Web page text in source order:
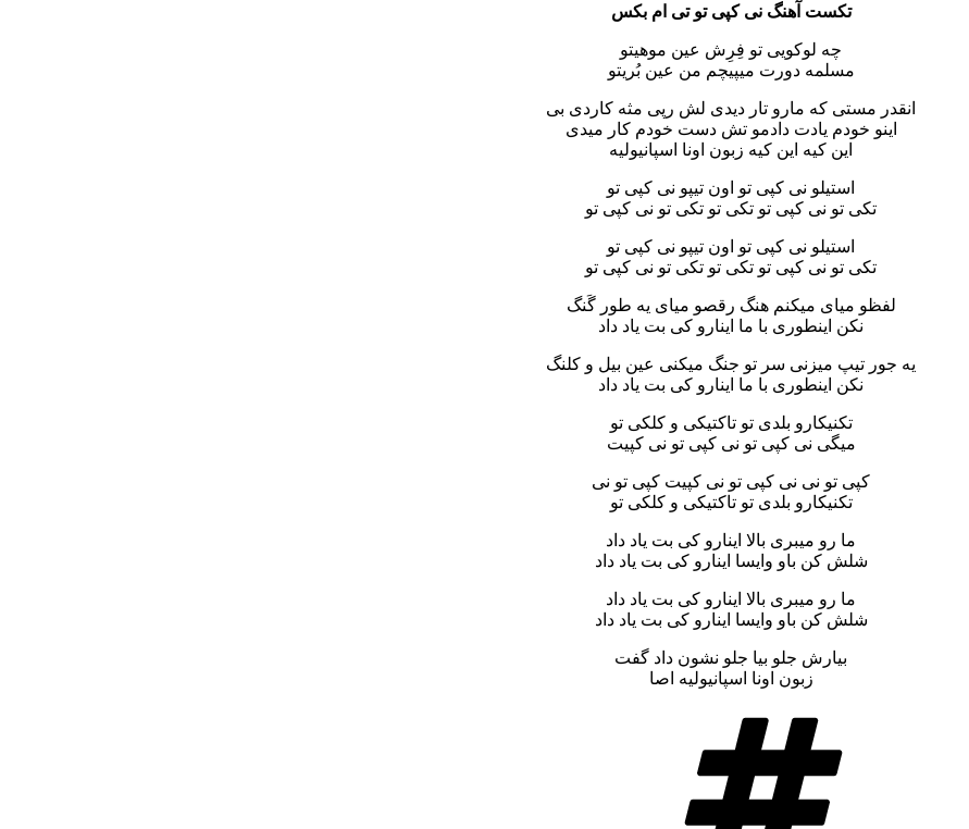
تکست آهنگ نی کپی تو تی ام بکس
چه لوکویی تو فِرِش عین موهیتو
مسلمه دورت میپیچم من عین بُریتو
انقدر مستی که مارو تار دیدی لش رپی مثه کاردی بی‌
اینو خودم یادت دادمو تش دست خودم کار میدی
این کیه این کیه زبون اونا اسپانیولیه
استیلو نی کپی تو اون تیپو نی کپی تو
تکی تو نی کپی تو تکی تو تکی تو نی کپی تو
استیلو نی کپی تو اون تیپو نی کپی تو
تکی تو نی کپی تو تکی تو تکی تو نی کپی تو
لفظو میای میکنم هنگ رقصو میای یه طور گَنگ
نکن اینطوری با ما اینارو کی بت یاد داد
یه جور تیپ میزنی سر تو جنگ میکنی عین بیل و کلنگ
نکن اینطوری با ما اینارو کی بت یاد داد
تکنیکارو بلدی تو تاکتیکی و کلکی تو
میگی نی کپی تو نی کپی تو نی کپیت
کپی تو نی نی کپی تو نی کپیت کپی تو نی
تکنیکارو بلدی تو تاکتیکی و کلکی تو
ما رو میبری بالا اینارو کی بت یاد داد
شلش کن باو وایسا اینارو کی بت یاد داد
ما رو میبری بالا اینارو کی بت یاد داد
شلش کن باو وایسا اینارو کی بت یاد داد
بیارش جلو بیا جلو نشون داد گفت
زبون اونا اسپانیولیه اصا